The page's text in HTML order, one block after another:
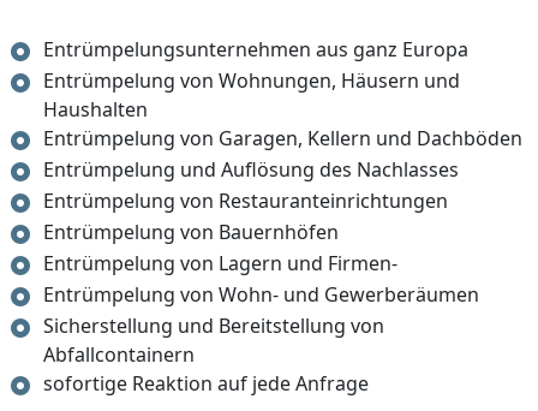
Entrümpelungsunternehmen aus ganz Europa
Entrümpelung von Wohnungen, Häusern und
Haushalten
Entrümpelung von Garagen, Kellern und Dachböden
Entrümpelung und Auflösung des Nachlasses
Entrümpelung von Restauranteinrichtungen
Entrümpelung von Bauernhöfen
Entrümpelung von Lagern und Firmen-
Entrümpelung von Wohn- und Gewerberäumen
Sicherstellung und Bereitstellung von
Abfallcontainern
sofortige Reaktion auf jede Anfrage